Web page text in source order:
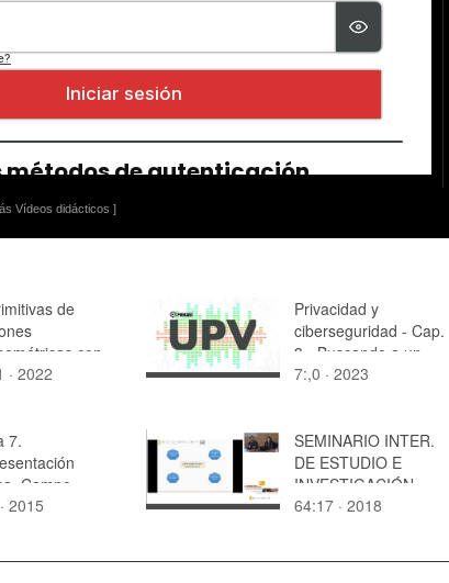
Vídeos didácticos ]
de
con
par
· 2022
Privacidad y
ciberseguridad - Cap.
3 - Buscando a un
responsable
7:,0 · 2023
7.
Campo
en R2
2015
SEMINARIO INTER.
DE ESTUDIO E
INVESTIGACIÓN
SOBRE EL
64:17 · 2018